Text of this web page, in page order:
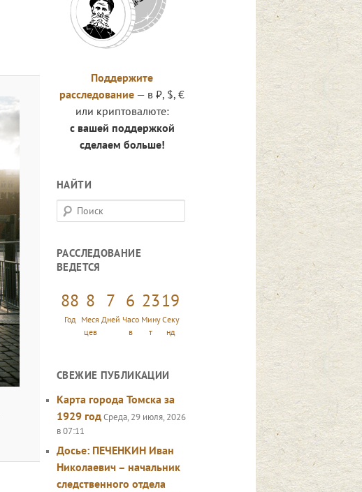
Поддержите
расследование — в ₽, $, €
или криптовалюте:
с вашей поддержкой
сделаем больше!
НАЙТИ
П
о
с
к
РАССЛЕДОВАНИЕ
ВЕДЕТСЯ
88
Год
8
Меся
цев
7
Дней
6
Часо
в
23
Мину
т
20
Секу
нд
СВЕЖИЕ ПУБЛИКАЦИИ
Карта города Томска за
1929 годСреда, 29 июля, 2026
в 07:11
Досье: ПЕЧЕНКИН Иван
Николаевич – начальник
следственного отдела